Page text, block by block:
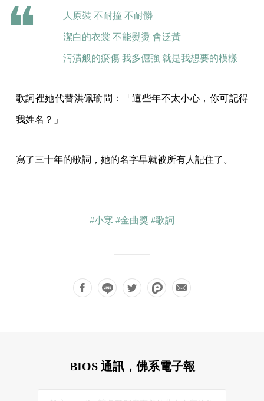
人原裝 不耐撞 不耐髒
潔白的衣裳 不能熨燙 會泛黃
污漬般的瘀傷 我多倔強 就是我想要的模樣
歌詞裡她代替洪佩瑜問：「這些年不太小心，你可記得
我姓名？」
寫了三十年的歌詞，她的名字早就被所有人記住了。
#小寒 #金曲獎 #歌詞
BIOS 通訊，佛系電子報